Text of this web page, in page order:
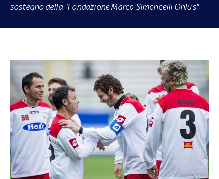
sostegno della "Fondazione Marco Simoncelli Onlus"